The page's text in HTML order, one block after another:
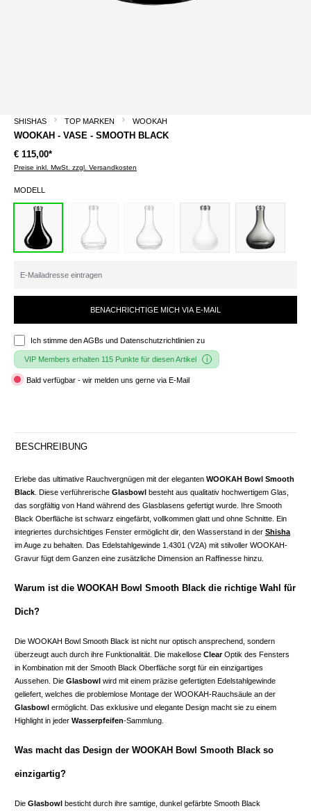
SHISHAS TOP MARKEN WOOKAH
WOOKAH - VASE - SMOOTH BLACK
€ 115,00*
Preise inkl. MwSt. zzgl. Versandkosten
MODELL
BENACHRICHTIGE MICH VIA E-MAIL
Ich stimme denAGBs und Datenschutzrichtlinien zu
VIP Members erhalten 115 Punkte für diesen Artikel
Bald verfügbar - wir melden uns gerne via E-Mail
BESCHREIBUNG
Erlebe das ultimative Rauchvergnügen mit der eleganten WOOKAH Bowl Smooth
Black . Diese verführerische Glasbowl besteht aus qualitativ hochwertigem Glas,
das sorgfältig von Hand während des Glasblasens gefertigt wurde. Ihre Smooth
Black Oberfläche ist schwarz eingefärbt, vollkommen glatt und ohne Schnitte. Ein
integriertes durchsichtiges Fenster ermöglicht dir, den Wasserstand in der Shisha
im Auge zu behalten. Das Edelstahlgewinde 1.4301 (V2A) mit stilvoller WOOKAH-
Gravur fügt dem Ganzen eine zusätzliche Dimension an Raffinesse hinzu.
Warum ist die WOOKAH Bowl Smooth Black die richtige Wahl für
Dich?
Die WOOKAH Bowl Smooth Black ist nicht nur optisch ansprechend, sondern
überzeugt auch durch ihre Funktionalität. Die makellose ClearOptik des Fensters
in Kombination mit der Smooth Black Oberfläche sorgt für ein einzigartiges
Aussehen. Die Glasbowl wird mit einem präzise gefertigten Edelstahlgewinde
geliefert, welches die problemlose Montage der WOOKAH-Rauchsäule an der
Glasbowl ermöglicht. Das exklusive und elegante Design macht sie zu einem
Highlight in jeder Wasserpfeifen-Sammlung.
Was macht das Design der WOOKAH Bowl Smooth Black so
einzigartig?
Die Glasbowl besticht durch ihre samtige, dunkel gefärbte Smooth Black